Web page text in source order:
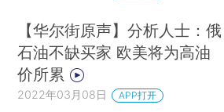
【华尔街原声】分析人士：俄
石油不缺买家 欧美将为高油
价所累
2022年03月08日 APP打开